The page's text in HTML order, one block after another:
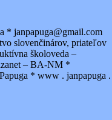
* janpapuga@gmail.com
slovenčinárov, priateľov
školoveda –
– BA-NM *
* www . janpapuga .